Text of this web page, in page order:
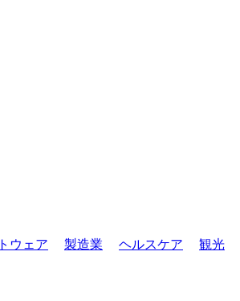
ウェア 製造業 ヘルスケア 観光